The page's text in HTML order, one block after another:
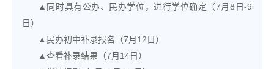
▲同时具有公办、民办学位，进行学位确定（7月8日-9
日）
▲民办初中补录报名（7月12日）
▲查看补录结果（7月14日）